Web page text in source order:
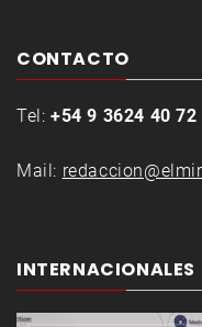
CONTACTO
Tel: +54 9 3624 40 72
Mail:
INTERNACIONALES